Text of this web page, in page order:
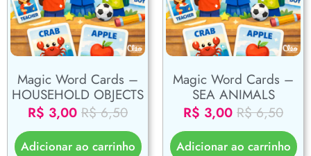
Magic Word Cards –
HOUSEHOLD OBJECTS
R$ 3,00 R$6,50
Adicionar ao carrinho
Magic Word Cards –
SEA ANIMALS
R$ 3,00 R$6,50
Adicionar ao carrinho